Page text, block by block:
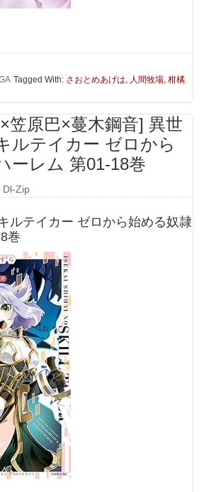
Tagged With: さおとめあげは, 人間牧場,柑橘
笠原巴×蔓木鋼音] 異世
ルテイカー ゼロから
ーレム 第01-18巻
Dl-Zip
ルテイカー ゼロから始める奴隷
巻